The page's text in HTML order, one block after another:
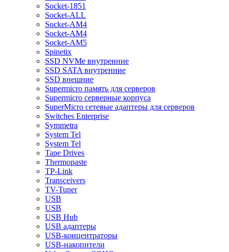
Socket-1851
Socket-ALL
Socket-AM4
Socket-AM4
Socket-AM5
Spinetix
SSD NVMe внутренние
SSD SATA внутренние
SSD внешние
Supermicro память для серверов
Supermicro серверные корпуса
SuperMicro сетевые адаптеры для серверов
Switches Enterprise
Symmetra
System Tel
System Tel
Tape Drives
Thermopaste
TP-Link
Transceivers
TV-Tuner
USB
USB
USB Hub
USB адаптеры
USB-концентраторы
USB-накопители